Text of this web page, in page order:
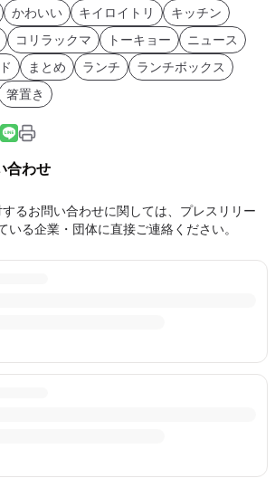
かわいい キイロイトリ
キッチン
コリラックマ トーキョー
ニュース
まとめ ランチ
ランチボックス
箸置き
合わせ
るお問い合わせに関しては、プレスリリー
いる企業・団体に直接ご連絡ください。